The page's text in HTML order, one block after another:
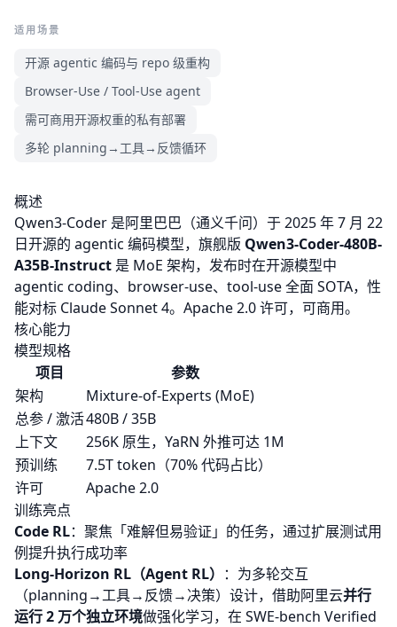
适用场景
开源 agentic 编码与 repo 级重构
Browser-Use / Tool-Use agent
需可商用开源权重的私有部署
多轮 planning→工具→反馈循环
概述
Qwen3-Coder 是阿里巴巴（通义千问）于 2025 年 7 月 22
日开源的 agentic 编码模型，旗舰版 Qwen3-Coder-480B-
A35B-Instruct 是 MoE 架构，发布时在开源模型中
agentic coding、browser-use、tool-use 全面 SOTA，性
能对标 Claude Sonnet 4。Apache 2.0 许可，可商用。
核心能力
模型规格
项目
参数
架构
Mixture-of-Experts (MoE)
总参 / 激活480B / 35B
上下文
256K 原生，YaRN 外推可达 1M
预训练
7.5T token（70% 代码占比）
许可
Apache 2.0
训练亮点
Code RL：聚焦「难解但易验证」的任务，通过扩展测试用
例提升执行成功率
Long-Horizon RL（Agent RL） ：为多轮交互
（planning→工具→反馈→决策）设计，借助阿里云并行
运行 2 万个独立环境做强化学习，在 SWE-bench Verified